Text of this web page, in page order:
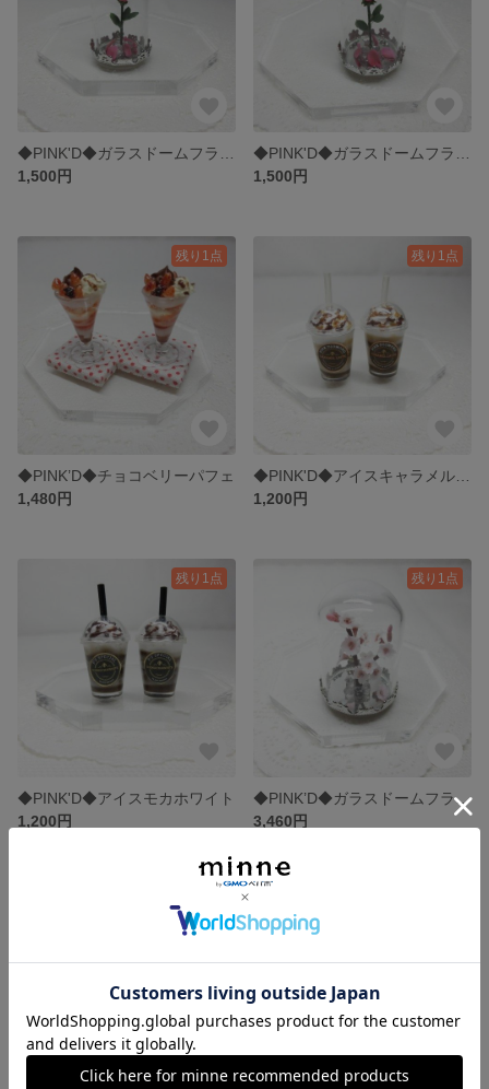
1,500円
1,500円
残り1点
◆PINK’D◆チョコベリーパフェ
1,480円
残り1点
1,200円
残り1点
◆PINK'D◆アイスモカホワイト
1,200円
残り1点
◆PINK’D◆ガラスドームフラワー・🌸桜①
3,460円